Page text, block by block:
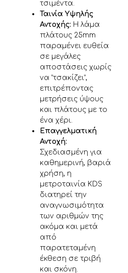
τσιμέντα.
Ταινία Υψηλής
Αντοχής: Η λάμα
πλάτους 25mm
παραμένει ευθεία
σε μεγάλες
αποστάσεις χωρίς
να “τσακίζει”,
επιτρέποντας
μετρήσεις ύψους
και πλάτους με το
ένα χέρι.
Επαγγελματική
Αντοχή:
Σχεδιασμένη για
καθημερινή, βαριά
χρήση, η
μετροταινία KDS
διατηρεί την
αναγνωσιμότητα
των αριθμών της
ακόμα και μετά
από
παρατεταμένη
έκθεση σε τριβή
και σκόνη.